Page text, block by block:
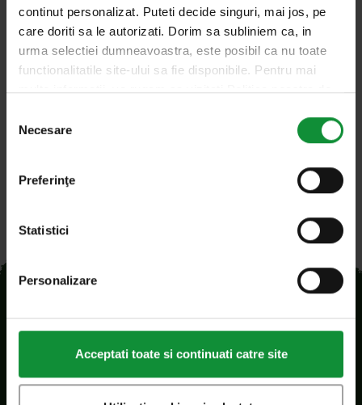
continut personalizat. Puteti decide singuri, mai jos, pe
care doriti sa le autorizati. Dorim sa subliniem ca, in
urma selectiei dumneavoastra, este posibil ca nu toate
functionalitatile site-ului sa fie disponibile. Pentru mai
multe informatii, va rugam sa vizitati Politica noastra de
consimțământului
Necesare
Preferinţe
Statistici
Personalizare
Acceptati toate si continuati catre site
Supranumit „Micul Paris”, Bucureștiul avea o viață
gastronomică intensă, influențată atât de tradiția
românească, cât și de bucătăriile franceză, austro-